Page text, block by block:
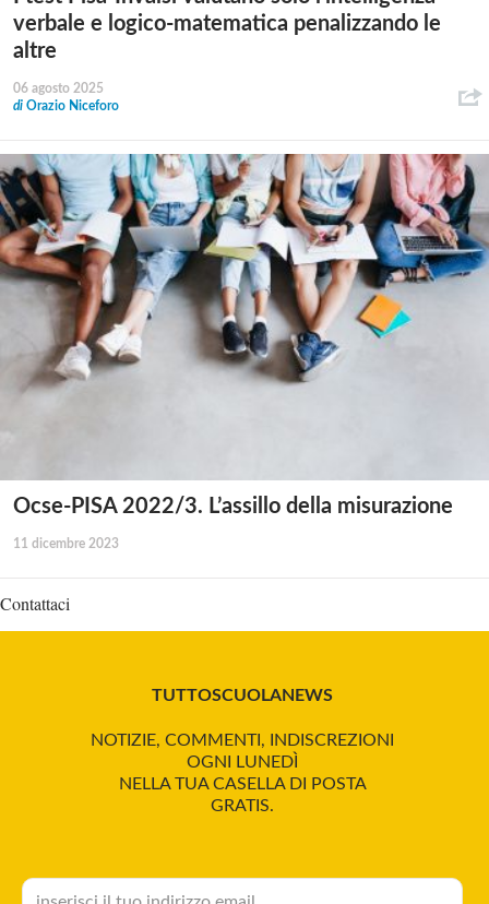
verbale e logico-matematica penalizzando le
altre
06 agosto 2025
di Orazio Niceforo
Ocse-PISA 2022/3. L’assillo della misurazione
11 dicembre 2023
Contattaci
TUTTOSCUOLANEWS
NOTIZIE, COMMENTI, INDISCREZIONI
OGNI LUNEDÌ
NELLA TUA CASELLA DI POSTA
GRATIS.